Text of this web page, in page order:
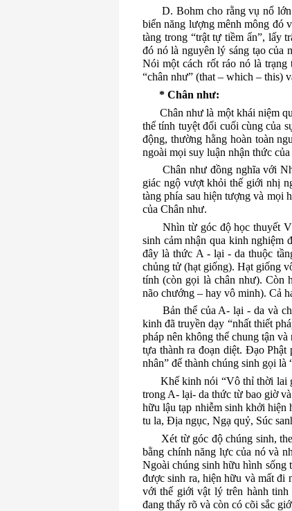
D. Bohm cho rằng vụ nổ
biển năng lượng mênh mông đó
tàng trong “trật tự tiềm ẩn”, lấy
đó nó là nguyên lý sáng tạo của
Nói một cách rốt ráo nó là
“chân như” (that – which – this)
* Chân như:
Chân như là một khái niệm
thể tính tuyệt đối cuối cùng của
động, thường hằng hoàn toàn
ngoài mọi suy luận nhận thức
Chân như đồng nghĩa với
giác ngộ vượt khỏi thế giới nhị
tàng phía sau hiện tượng và mọi
của Chân như.
Nhìn từ góc độ học thuyết
sinh cảm nhận qua kinh nghiệm
đây là thức A - lại - da thuộc
chủng tử (hạt giống). Hạt giống
tính (còn gọi là chân như). Còn
não chướng – hay vô minh). Cả
Bản thể của A- lại - da và
kinh đã truyền dạy “nhất thiết
pháp nên không thể chung tận
tựa thành ra đoạn diệt. Đạo Phật
nhân” để thành chúng sinh gọi
Khế kinh nói “Vô thỉ thời lai
trong A- lại- da thức từ bao giờ
hữu lậu tạp nhiễm sinh khởi hiện
tu la, Địa ngục, Ngạ quỷ, Súc
Xét từ góc độ chúng sinh,
bằng chính năng lực của nó và
Ngoài chúng sinh hữu hình sống
được sinh ra, hiện hữu và mất đi
với thế giới vật lý trên hành tinh
đang thấy rõ và còn có cõi sắc